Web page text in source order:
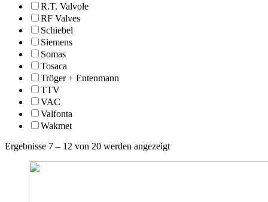
R.T. Valvole
RF Valves
Schiebel
Siemens
Somas
Tosaca
Tröger + Entenmann
TTV
VAC
Valfonta
Wakmet
Ergebnisse 7 – 12 von 20 werden angezeigt